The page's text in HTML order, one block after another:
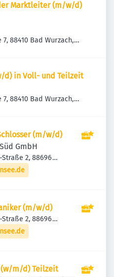
Marktleiter (m/w/d)
7, 88410 Bad Wurzach,
d) in Voll- und Teilzeit
7, 88410 Bad Wurzach,
(m/w/d)
GmbH
2, 88696
(m/w/d)
2, 88696
m/d) Teilzeit